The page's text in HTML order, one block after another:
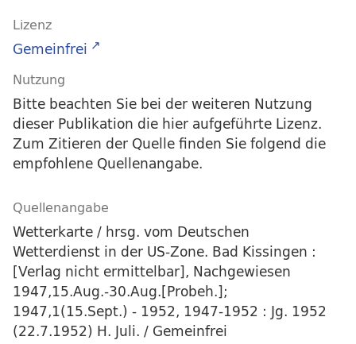
Lizenz
Gemeinfrei
Nutzung
Bitte beachten Sie bei der weiteren Nutzung
dieser Publikation die hier aufgeführte Lizenz.
Zum Zitieren der Quelle finden Sie folgend die
empfohlene Quellenangabe.
Quellenangabe
Wetterkarte / hrsg. vom Deutschen
Wetterdienst in der US-Zone. Bad Kissingen :
[Verlag nicht ermittelbar], Nachgewiesen
1947,15.Aug.-30.Aug.[Probeh.];
1947,1(15.Sept.) - 1952, 1947-1952 : Jg. 1952
(22.7.1952) H. Juli. / Gemeinfrei